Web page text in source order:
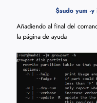
$sudo yum -
Añadiendo al final del
la página de ayuda